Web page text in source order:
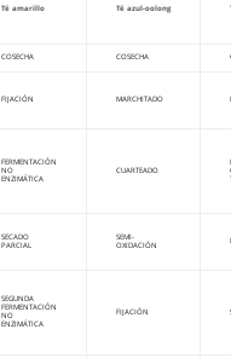
Té amarillo Té azul-oolong
COSECHA COSECHA
FIJACIÓN MARCHITADO
FERMENTACIÓN
NO
ENZIMÁTICA
CUARTEADO
SECADO
PARCIAL
SEMI-
OXIDACIÓN
SEGUNDA
FERMENTACIÓN
NO
ENZIMÁTICA
FIJACIÓN